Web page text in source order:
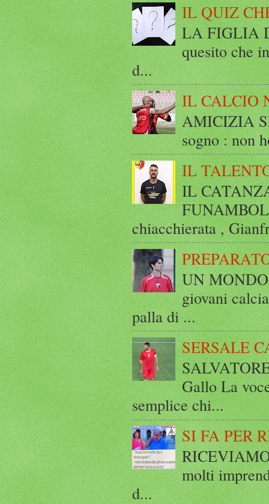
IL QUIZ
LA FIGLIA
quesito che
d...
IL CALCIO
AMICIZIA
sogno : non
IL
IL
chiacchierata ,
UN
giovani
palla di ...
SERSALE
Gallo La
semplice chi...
SI FA PER
molti
d...